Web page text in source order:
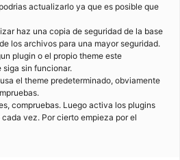
actualizarlo ya que es posible que
haz una copia de seguridad de la base
los archivos para una mayor seguridad.
plugin o el propio theme este
sin funcionar.
el theme predeterminado, obviamente
compruebas. Luego activa los plugins
vez. Por cierto empieza por el